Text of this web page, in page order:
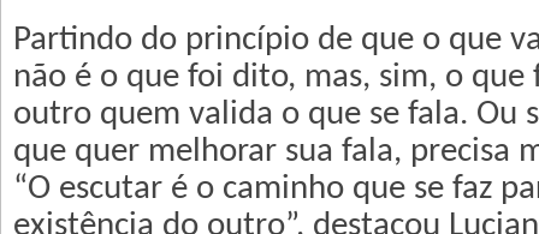
Partindo do princípio de que o que
não é o que foi dito, mas, sim, o que
outro quem valida o que se fala. Ou
que quer melhorar sua fala, precisa
“O escutar é o caminho que se faz
existência do outro”, destacou